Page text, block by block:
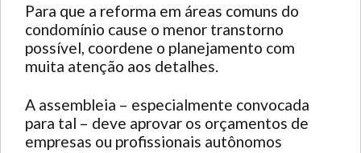
Para que a reforma em áreas comuns do
condomínio cause o menor transtorno
possível, coordene o planejamento com
muita atenção aos detalhes.
A assembleia – especialmente convocada
para tal – deve aprovar os orçamentos de
empresas ou profissionais autônomos